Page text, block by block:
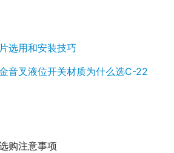
选用和安装技巧
音叉液位开关材质为什么选C-22
购注意事项